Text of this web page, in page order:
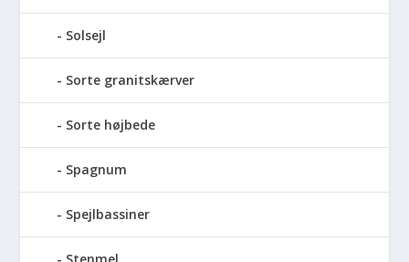
Solsejl
Sorte granitskærver
Sorte højbede
Spagnum
Spejlbassiner